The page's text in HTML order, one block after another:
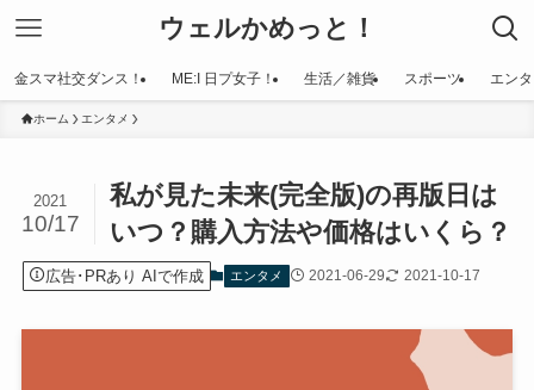
ウェルかめっと！
金スマ社交ダンス！ ME:I 日プ女子！ 生活／雑貨 スポーツ エン
ホーム エンタメ
私が見た未来(完全版)の再版日は
いつ？購入方法や価格はいくら？
2021
10/17
広告･PRあり AIで作成 エンタメ 2021-06-29 2021-10-17